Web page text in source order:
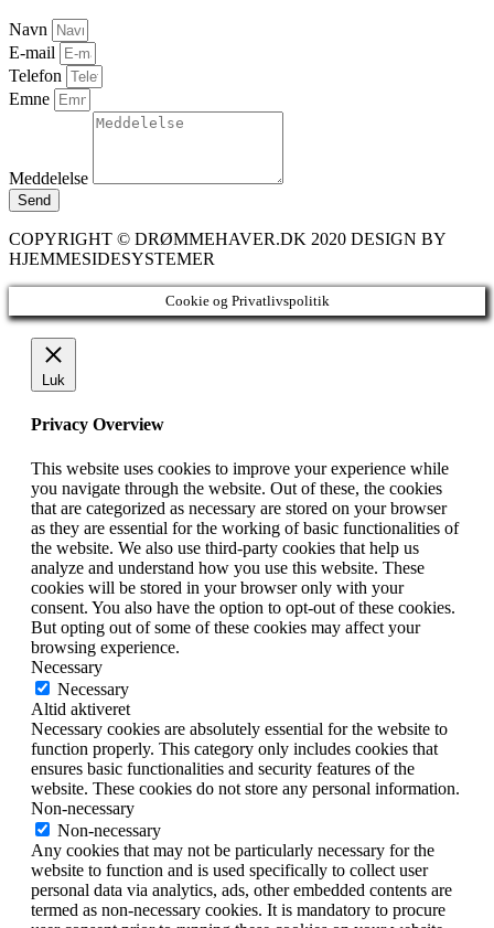
Navn
E-mail
Telefon
Emne
Meddelelse
Send
COPYRIGHT © DRØMMEHAVER.DK 2020 DESIGN BY
HJEMMESIDESYSTEMER
Cookie og Privatlivspolitik
Luk
Privacy Overview
This website uses cookies to improve your experience while
you navigate through the website. Out of these, the cookies
that are categorized as necessary are stored on your browser
as they are essential for the working of basic functionalities of
the website. We also use third-party cookies that help us
analyze and understand how you use this website. These
cookies will be stored in your browser only with your
consent. You also have the option to opt-out of these cookies.
But opting out of some of these cookies may affect your
browsing experience.
Necessary
Necessary
Altid aktiveret
Necessary cookies are absolutely essential for the website to
function properly. This category only includes cookies that
ensures basic functionalities and security features of the
website. These cookies do not store any personal information.
Non-necessary
Non-necessary
Any cookies that may not be particularly necessary for the
website to function and is used specifically to collect user
personal data via analytics, ads, other embedded contents are
termed as non-necessary cookies. It is mandatory to procure